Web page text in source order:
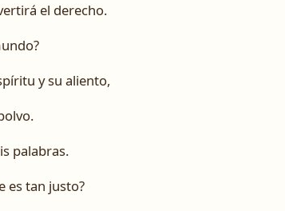
el derecho.
y su aliento,
palabras.
es tan justo?